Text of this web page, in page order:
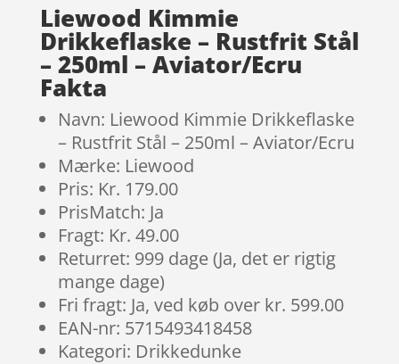
Liewood Kimmie
Drikkeflaske – Rustfrit Stål
– 250ml – Aviator/Ecru
Fakta
Navn: Liewood Kimmie Drikkeflaske
– Rustfrit Stål – 250ml – Aviator/Ecru
Mærke: Liewood
Pris: Kr. 179.00
PrisMatch: Ja
Fragt: Kr. 49.00
Returret: 999 dage (Ja, det er rigtig
mange dage)
Fri fragt: Ja, ved køb over kr. 599.00
EAN-nr: 5715493418458
Kategori: Drikkedunke